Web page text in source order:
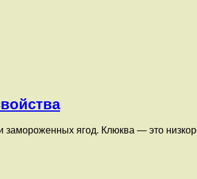
замороженных ягод. Клюква — это